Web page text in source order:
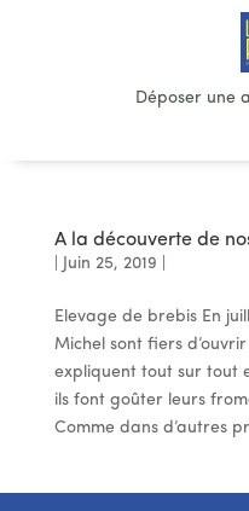
Déposer une
A la découverte de
Juin 25, 2019
Elevage de brebis En
Michel sont fiers
expliquent tout sur tout
ils font goûter leurs
Comme dans d’autres